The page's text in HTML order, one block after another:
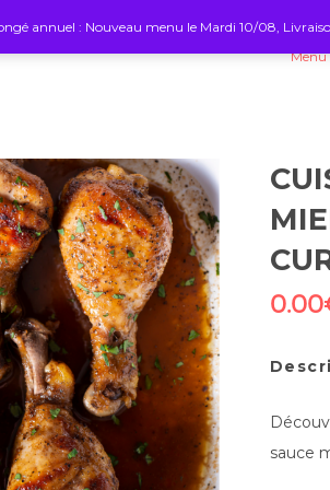
Menu
0.00
sauce
annuel : Nouveau menu le Mardi 10/08,